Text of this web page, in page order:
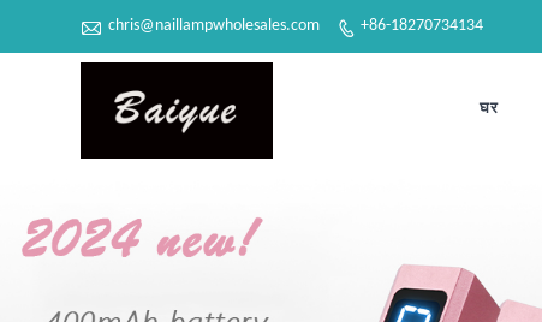
 chris@naillampwholesales.com  +86-18270734134
घर